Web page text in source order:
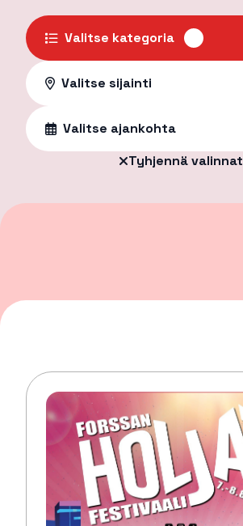
Valitse kategoria
Valitse sijainti
Valitse ajankohta
Tyhjennä valinnat